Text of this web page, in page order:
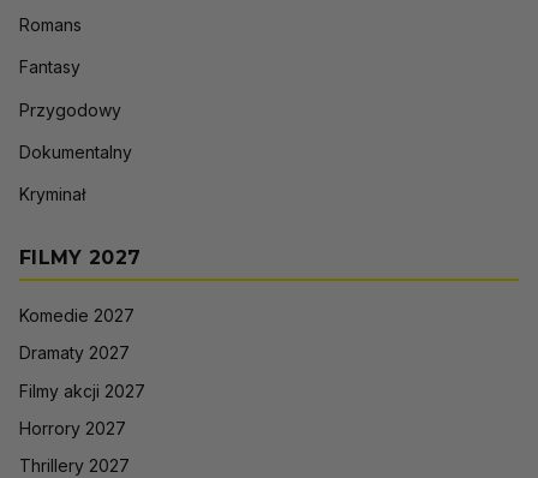
Romans
Fantasy
Przygodowy
Dokumentalny
Kryminał
FILMY 2027
Komedie 2027
Dramaty 2027
Filmy akcji 2027
Horrory 2027
Thrillery 2027